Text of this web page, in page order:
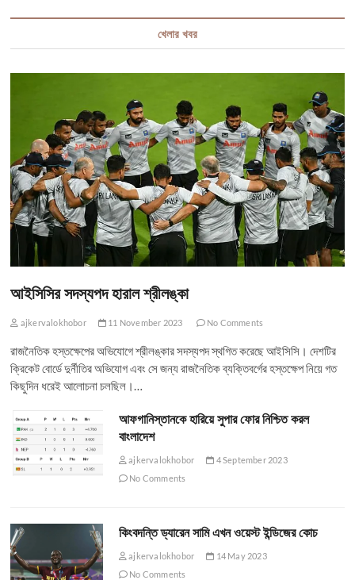
খেলার খবর
আইসিসির সদস্যপদ হারাল শ্রীলঙ্কা
ajkervalokhobor 11 November 2023 No Comments
রাজনৈতিক হস্তক্ষেপের অভিযোগে শ্রীলঙ্কার সদস্যপদ স্থগিত করেছে আইসিসি। দেশটির
ক্রিকেট বোর্ডে দুর্নীতির অভিযোগ এবং সে জন্য রাজনৈতিক ব্যক্তিবর্গের হস্তক্ষেপ নিয়ে গত
কিছুদিন ধরেই আলোচনা চলছিল।…
আফগানিস্তানকে হারিয়ে সুপার ফোর নিশ্চিত করল
বাংলাদেশ
ajkervalokhobor
4 September 2023
No Comments
কিংবদন্তি ড্যারেন সামি এখন ওয়েস্ট ইন্ডিজের কোচ
ajkervalokhobor
14 May 2023
No Comments